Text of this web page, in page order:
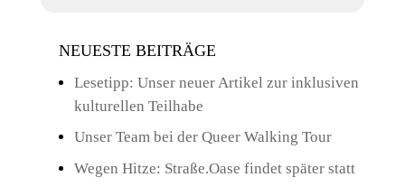
NEUESTE BEITRÄGE
Lesetipp: Unser neuer Artikel zur inklusiven
kulturellen Teilhabe
Unser Team bei der Queer Walking Tour
Wegen Hitze: Straße.Oase findet später statt